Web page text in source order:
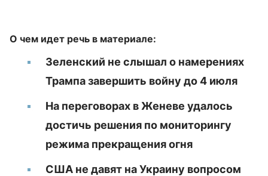
О чем идет речь в материале:
Зеленский не слышал о намерениях
Трампа завершить войну до 4 июля
На переговорах в Женеве удалось
достичь решения по мониторингу
режима прекращения огня
США не давят на Украину вопросом